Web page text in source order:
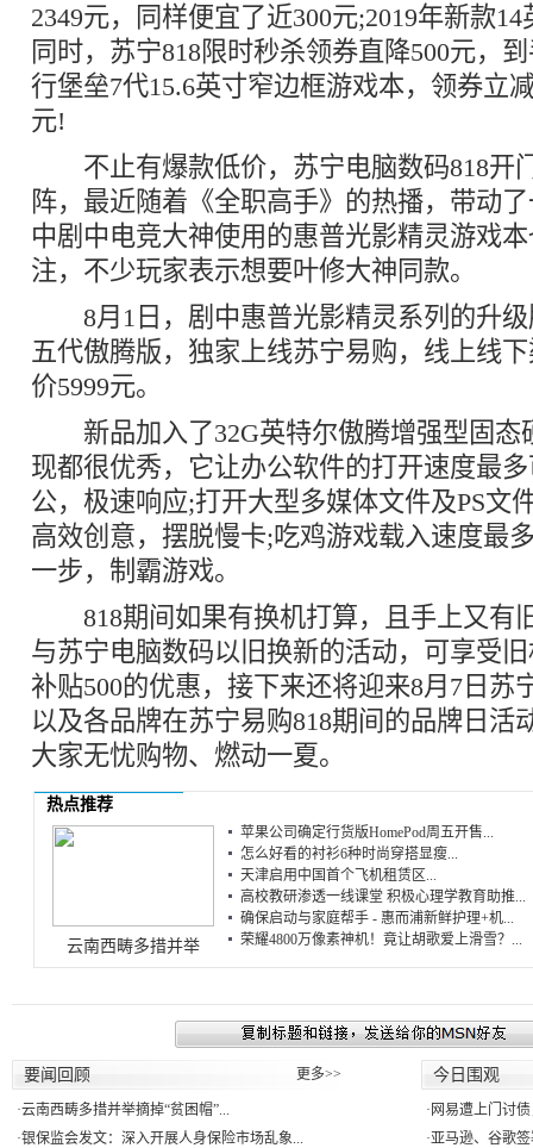
2349元，同样便宜了近300元;2019年新款
同时，苏宁818限时秒杀领券直降500元，
行堡垒7代15.6英寸窄边框游戏本，领券立
元!
不止有爆款低价，苏宁电脑数码818开
阵，最近随着《全职高手》的热播，带动
中剧中电竞大神使用的惠普光影精灵游戏
注，不少玩家表示想要叶修大神同款。
8月1日，剧中惠普光影精灵系列的升
五代傲腾版，独家上线苏宁易购，线上线
价5999元。
新品加入了32G英特尔傲腾增强型固态
现都很优秀，它让办公软件的打开速度最
公，极速响应;打开大型多媒体文件及PS文
高效创意，摆脱慢卡;吃鸡游戏载入速度最
一步，制霸游戏。
818期间如果有换机打算，且手上又有
与苏宁电脑数码以旧换新的活动，可享受
补贴500的优惠，接下来还将迎来8月7日苏
以及各品牌在苏宁易购818期间的品牌日活
大家无忧购物、燃动一夏。
热点推荐
云南西畴多措并举
苹果公司确定行货版HomePod周五开售...
怎么好看的衬衫6种时尚穿搭显瘦...
天津启用中国首个飞机租赁区...
高校教研渗透一线课堂 积极心理学教育助推...
确保启动与家庭帮手 - 惠而浦新鲜护理+机...
荣耀4800万像素神机！竟让胡歌爱上滑雪？...
要闻回顾 更多>>
·云南西畴多措并举摘掉“贫困帽”...
·银保监会发文：深入开展人身保险市场乱象...
今日围观
· 网易遭上门讨
·亚马逊、谷歌